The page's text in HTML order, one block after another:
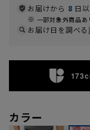
お届けから 8 日
一部対象外商品あ
お届け日を調べる
カラー